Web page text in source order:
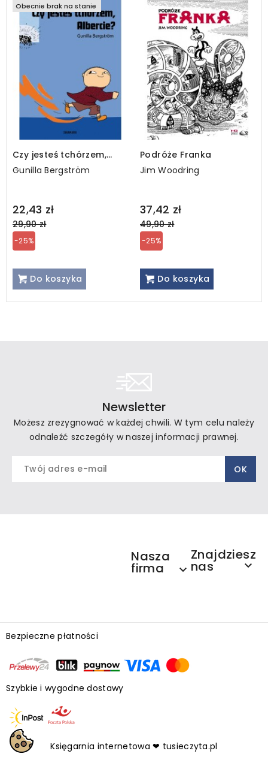
Obecnie brak na stanie
Czy jesteś tchórzem,
Albercie?
Gunilla Bergström
22,43 zł
Regular
price
29,90 zł
-25%
Do koszyka
Podróże Franka
Jim Woodring
37,42 zł
Regular
price
49,90 zł
-25%
Do koszyka
Newsletter
Możesz zrezygnować w każdej chwili. W tym celu należy
odnaleźć szczegóły w naszej informacji prawnej.
Nasza
firma 
Znajdziesz
nas 
Bezpieczne płatności
Szybkie i wygodne dostawy
Księgarnia internetowa ❤ tusieczyta.pl